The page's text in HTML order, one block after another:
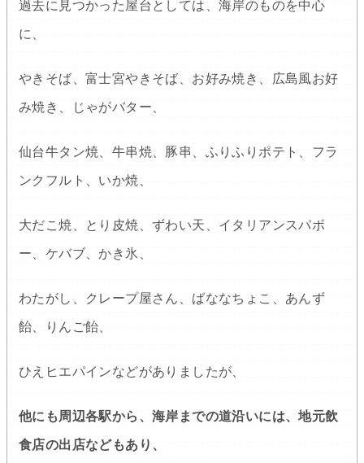
過去に見つかった屋台としては、海岸のものを中心
に、
やきそば、富士宮やきそば、お好み焼き、広島風お好
み焼き、じゃがバター、
仙台牛タン焼、牛串焼、豚串、ふりふりポテト、フラ
ンクフルト、いか焼、
大だこ焼、とり皮焼、ずわい天、イタリアンスパボ
ー、ケバブ、かき氷、
わたがし、クレープ屋さん、ばななちょこ、あんず
飴、りんご飴、
ひえヒエパインなどがありましたが、
他にも周辺各駅から、海岸までの道沿いには、地元飲
食店の出店などもあり、